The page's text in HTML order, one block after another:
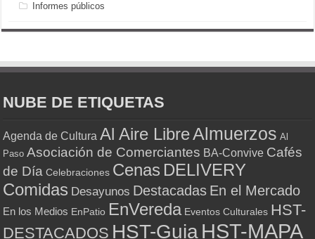
Informes públicos
NUBE DE ETIQUETAS
Agenda de Cultura Al Aire LibreAlmuerzos Al
Paso Asociación de Comerciantes BA-Convive Cafés
de Día Celebraciones Cenas DELIVERY
Comidas Desayunos Destacadas En el Mercado
En los Medios EnPatio EnVereda Eventos Culturales HST-
DESTACADOS HST-GuiaHST-MAPA